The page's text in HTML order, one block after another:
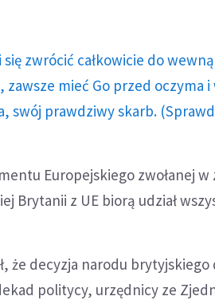
się zwrócić całkowicie do
zawsze mieć Go przed oczyma
swój prawdziwy skarb.
Europejskiego zwołanej
Brytanii z UE biorą udział
że decyzja narodu
politycy, urzędnicy ze